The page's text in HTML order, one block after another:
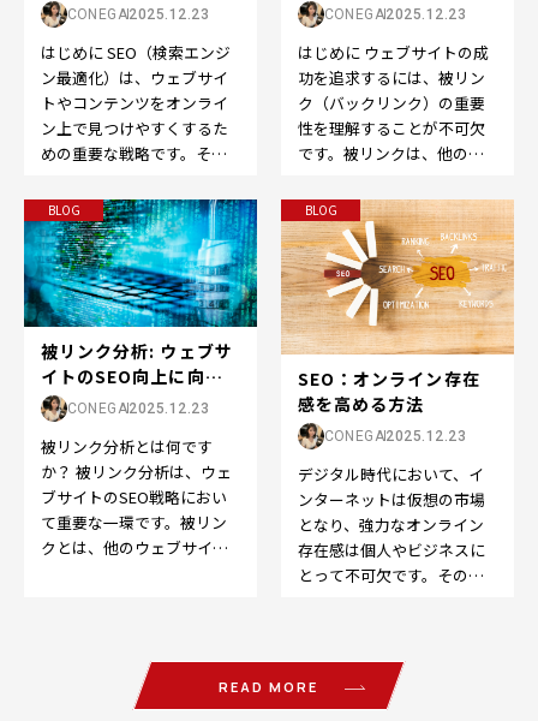
ントCONEGA2025.12.23
はじめに SEO（検索エンジ
ン最適化）は、ウェブサイ
トやコンテンツをオンライ
ン上で見つけやすくするた
めの重要な戦略です。その
の選定は成功の鍵です。…
割 CONEGA2025.12.23
はじめに ウェブサイトの成
功を追求するには、被リン
ク（バックリンク）の重要
性を理解することが不可欠
です。被リンクは、他のウ
ブサイトへのリンクのこ
と…
BLOG
被リンク分析: ウェブサ
イトのSEO向上に向け
た重要なステッ...
CONEGA2025.12.23
被リンク分析とは何です
か？ 被リンク分析は、ウェ
ブサイトのSEO戦略におい
て重要な一環です。被リン
クとは、他のウェブサイト
BLOG
SEO：オンライン存在
感を高める方法
CONEGA2025.12.23
デジタル時代において、イ
ンターネットは仮想の市場
となり、強力なオンライン
存在感は個人やビジネスに
とって不可欠です。そのた
READ MORE